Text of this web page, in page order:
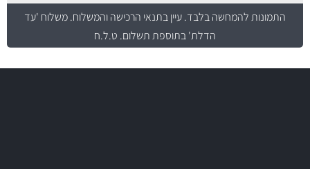
התמונות להמחשה בלבד.עיין בתנאי הרכישה והמשלוח. משלוח 'עד
הדלת' בתוספת תשלום. ט.ל.ח